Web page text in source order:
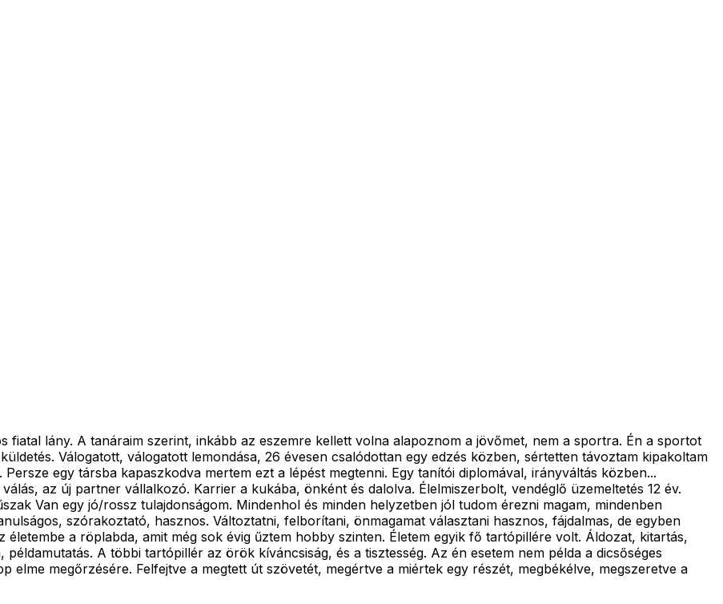
fiatal lány. A tanáraim szerint, inkább az eszemre kellett volna alapoznom a jövőmet, nem a sportra. Én a sportot
Válogatott, válogatott lemondása, 26 évesen csalódottan egy edzés közben, sértetten távoztam kipakoltam
egy társba kapaszkodva mertem ezt a lépést megtenni. Egy tanítói diplomával, irányváltás közben...
az új partner vállalkozó. Karrier a kukába, önként és dalolva. Élelmiszerbolt, vendéglő üzemeltetés 12 év.
Van egy jó/rossz tulajdonságom. Mindenhol és minden helyzetben jól tudom érezni magam, mindenben
szórakoztató, hasznos. Változtatni, felborítani, önmagamat választani hasznos, fájdalmas, de egyben
életembe a röplabda, amit még sok évig űztem hobby szinten. Életem egyik fő tartópillére volt. Áldozat, kitartás,
A többi tartópillér az örök kíváncsiság, és a tisztesség. Az én esetem nem példa a dicsőséges
elme megőrzésére. Felfejtve a megtett út szövetét, megértve a miértek egy részét, megbékélve, megszeretve a